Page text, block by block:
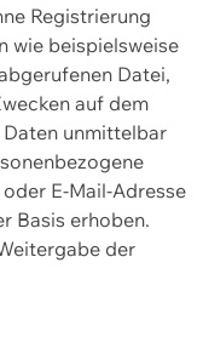
Registrierung
wie beispielsweise
Datei,
auf dem
unmittelbar
E-Mail-Adresse
Basis erhoben.
der